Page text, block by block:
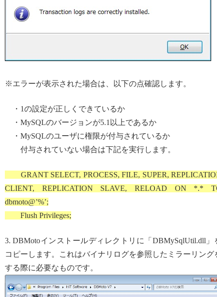
※エラーが表示された場合は、以下の点確認します。
・1の設定が正しくできているか
・MySQLのバージョンが5.1以上であるか
・MySQLのユーザに権限が付与されているか
付与されていない場合は下記を実行します。
GRANT SELECT, PROCESS, FILE, SUPER,
CLIENT, REPLICATION SLAVE, RELOAD ON *.*
dbmoto@’%’;
Flush Privileges;
3. DBMotoインストールディレクトリに「DBMySqlUtil.dll」
コピーします。これはバイナリログを参照したミラーリング
する際に必要なものです。